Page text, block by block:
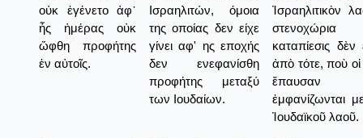
οὐκ ἐγένετο ἀφ᾿
ἧς ἡμέρας οὐκ
ὤφθη προφήτης
ἐν αὐτοῖς.
Ισραηλιτών, όμοια
της οποίας δεν είχε
γίνει αφ' ης εποχής
δεν ενεφανίσθη
προφήτης μεταξύ
των Ιουδαίων.
Ἰσραηλιτικὸν
καταπίεσις δὲν
ἀπὸ τότε, ποὺ οἱ
ἐμφανίζωνται
Ἰουδαϊκοῦ λαοῦ.